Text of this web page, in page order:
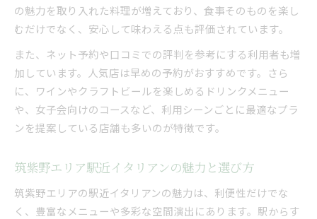
の魅力を取り入れた料理が増えており、食事そのものを楽し
むだけでなく、安心して味わえる点も評価されています。
また、ネット予約や口コミでの評判を参考にする利用者も増
加しています。人気店は早めの予約がおすすめです。さら
に、ワインやクラフトビールを楽しめるドリンクメニュー
や、女子会向けのコースなど、利用シーンごとに最適なプラ
ンを提案している店舗も多いのが特徴です。
筑紫野エリア駅近イタリアンの魅力と選び方
筑紫野エリアの駅近イタリアンの魅力は、利便性だけでな
く、豊富なメニューや多彩な空間演出にあります。駅からす